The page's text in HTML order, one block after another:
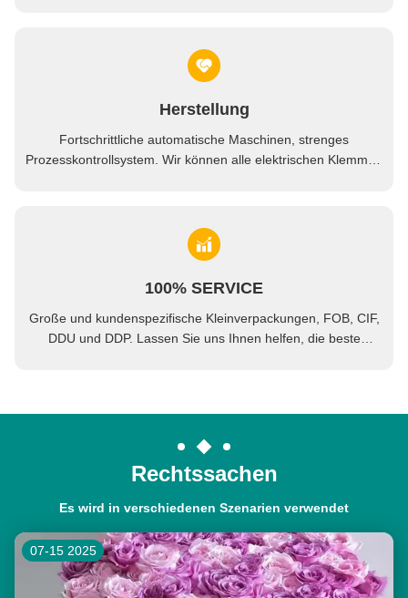
Herstellung
Fortschrittliche automatische Maschinen, strenges
Prozesskontrollsystem. Wir können alle elektrischen Klemmen
100% SERVICE
Große und kundenspezifische Kleinverpackungen, FOB, CIF,
DDU und DDP. Lassen Sie uns Ihnen helfen, die beste
Rechtssachen
Es wird in verschiedenen Szenarien verwendet
07-15 2025